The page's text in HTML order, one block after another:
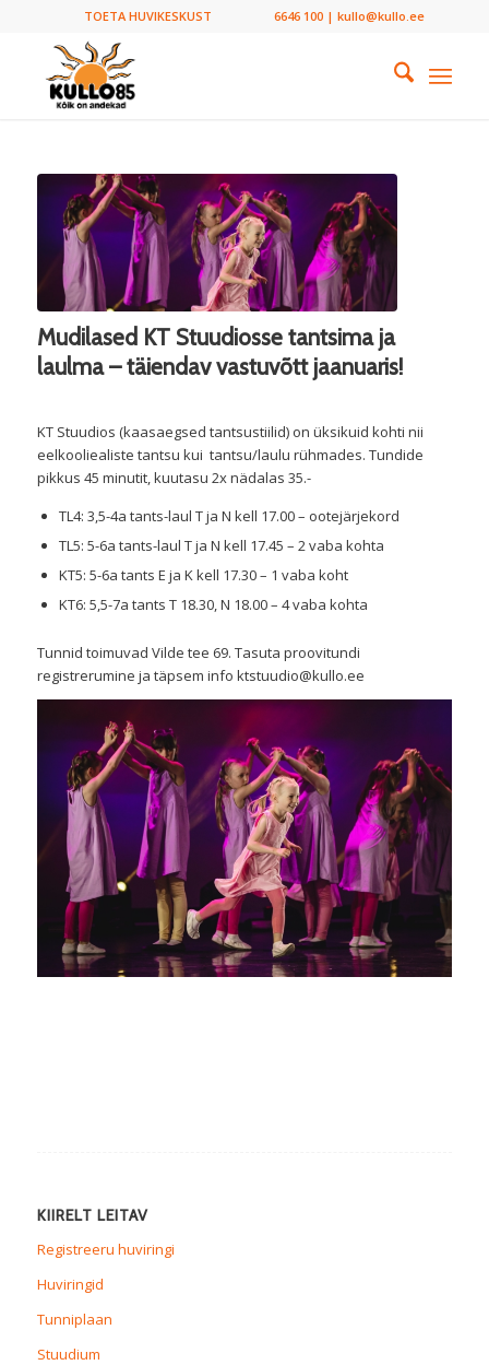
TOETA HUVIKESKUST 6646 100 | kullo@kullo.ee
Mudilased KT Stuudiosse tantsima ja
laulma – täiendav vastuvõtt jaanuaris!
KT Stuudios (kaasaegsed tantsustiilid) on üksikuid kohti nii
eelkooliealiste tantsu kui tantsu/laulu rühmades. Tundide
pikkus 45 minutit, kuutasu 2x nädalas 35.-
TL4: 3,5-4a tants-laul T ja N kell 17.00 – ootejärjekord
TL5: 5-6a tants-laul T ja N kell 17.45 – 2 vaba kohta
KT5: 5-6a tants E ja K kell 17.30 – 1 vaba koht
KT6: 5,5-7a tants T 18.30, N 18.00 – 4 vaba kohta
Tunnid toimuvad Vilde tee 69. Tasuta proovitundi
registrerumine ja täpsem info ktstuudio@kullo.ee
KIIRELT LEITAV
Registreeru huviringi
Huviringid
Tunniplaan
Stuudium